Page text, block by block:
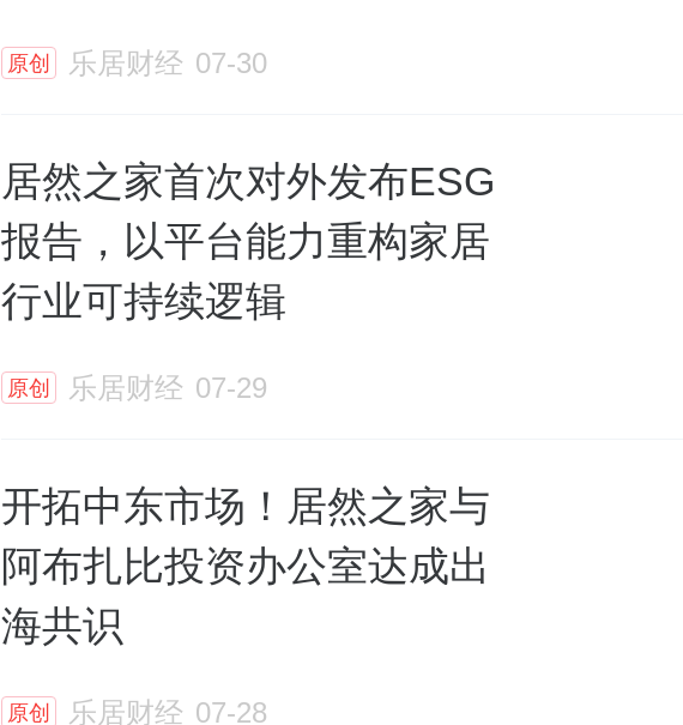
原创 乐居财经 07-30
居然之家首次对外发布ESG
报告，以平台能力重构家居
行业可持续逻辑
原创 乐居财经 07-29
开拓中东市场！居然之家与
阿布扎比投资办公室达成出
海共识
原创 乐居财经 07-28